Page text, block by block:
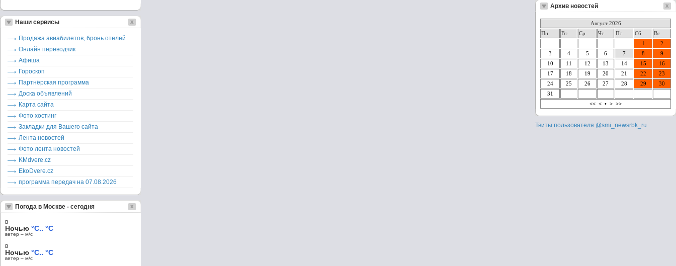
Наши сервисы
Продажа авиабилетов, бронь отелей
Онлайн переводчик
Афиша
Гороскоп
Партнёрская программа
Доска объявлений
Карта сайта
Фото хостинг
Закладки для Вашего сайта
Лента новостей
Фото лента новостей
KMdvere.cz
EkoDvere.cz
программа передач на 07.08.2026
Погода в Москве - сегодня
в
Ночью °C.. °C
ветер – м/c
в
Ночью °C.. °C
ветер – м/c
Архив новостей
Август 2026
Пн
Вт Ср Чт Пт Сб
Вс
1
2
3
4 5 6 7 8
9
10
11 12 13 14 15
16
17
18 19 20 21 22
23
24
25 26 27 28 29
30
31
<< < • > >>
Твиты пользователя @smi_newsrbk_ru